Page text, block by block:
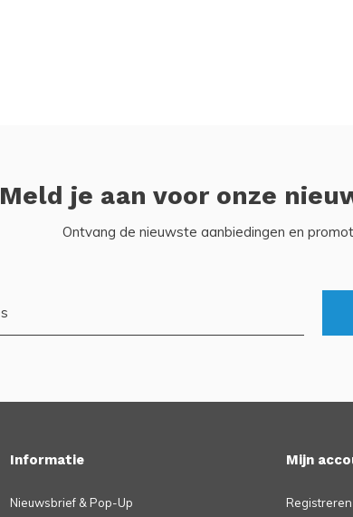
Meld je aan voor onze
Ontvang de nieuwste aanbiedingen en
Informatie
Nieuwsbrief & Pop-Up
Mijn
Registreren